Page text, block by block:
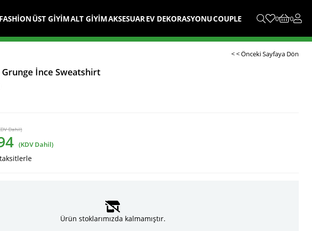
ÜST GİYİMALT GİYİMAKSESUAR EV DEKORASYONUCOUPLE 0 0
< < Önceki Sayfaya Dön
İnce Sweatshirt
Dahil)
(KDV Dahil)
Ürün stoklarımızda kalmamıştır.